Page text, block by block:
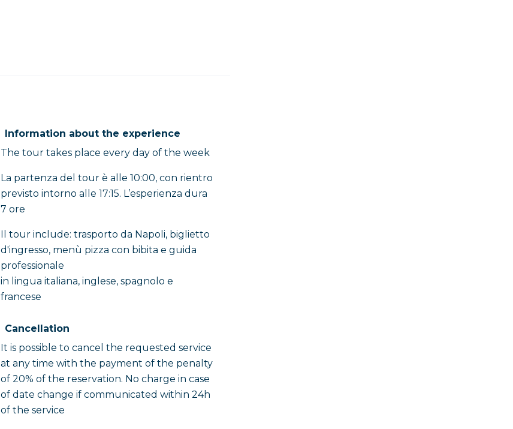
Information about the experience
The tour takes place every day of the week
La partenza del tour è alle 10:00, con rientro
previsto intorno alle 17:15. L’esperienza dura
7 ore
Il tour include: trasporto da Napoli, biglietto
d'ingresso, menù pizza con bibita e guida
professionale
in lingua italiana, inglese, spagnolo e
francese
Cancellation
It is possible to cancel the requested service
at any time with the payment of the penalty
of 20% of the reservation. No charge in case
of date change if communicated within 24h
of the service